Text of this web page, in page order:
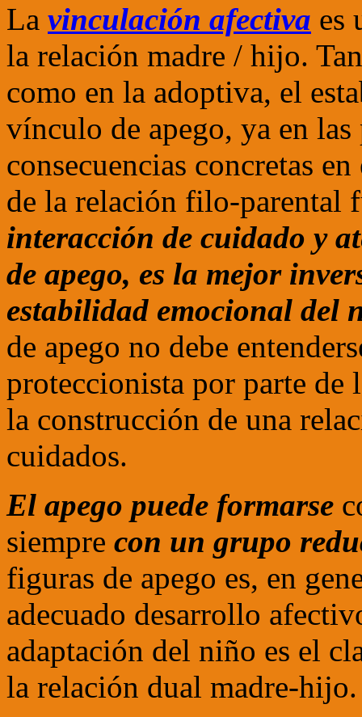
La vinculación afectiva es
la relación madre / hijo.
como en la adoptiva, el
vínculo de apego, ya en las
consecuencias concretas
de la relación filo-parental
interacción de cuidado y
de apego, es la mejor
estabilidad emocional del
de apego no debe
proteccionista por parte de
la construcción de una
cuidados.
El apego puede formarse
siempre con un grupo
figuras de apego es, en
adecuado desarrollo
adaptación del niño es el
la relación dual madre-hijo.